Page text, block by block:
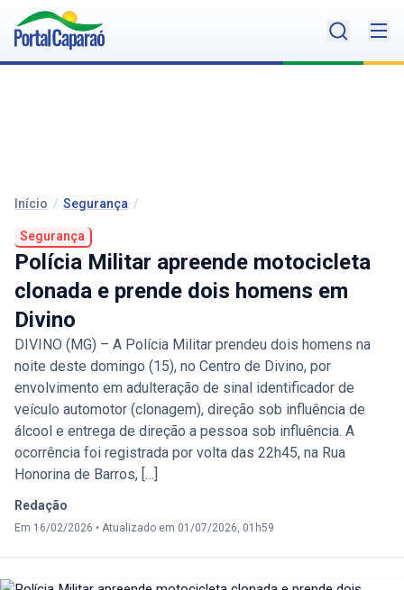
Início / Segurança /
Segurança
Polícia Militar apreende motocicleta
clonada e prende dois homens em
Divino
DIVINO (MG) – A Polícia Militar prendeu dois homens na
noite deste domingo (15), no Centro de Divino, por
envolvimento em adulteração de sinal identificador de
veículo automotor (clonagem), direção sob influência de
álcool e entrega de direção a pessoa sob influência. A
ocorrência foi registrada por volta das 22h45, na Rua
Honorina de Barros, […]
Redação
Em 16/02/2026 • Atualizado em 01/07/2026, 01h59